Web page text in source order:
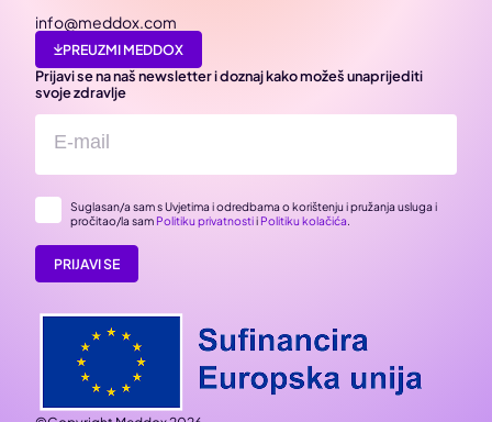
info@meddox.com
PREUZMI MEDDOX
Prijavi se na naš newsletter i doznaj kako možeš unaprijediti
svoje zdravlje
Suglasan/a sam s Uvjetima i odredbama o korištenju i pružanja usluga i
pročitao/la sam Politiku privatnostii Politiku kolačića.
PRIJAVI SE